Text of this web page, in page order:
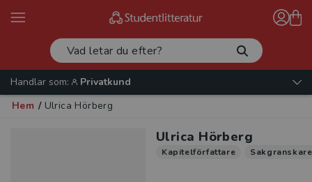
Handlar som:
Privatkund
Hem / Ulrica Hörberg
Ulrica Hörberg
Kapitelförfattare Sakgranskare